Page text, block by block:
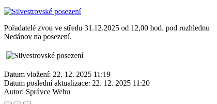
Pořadatelé zvou ve středu 31.12.2025 od 12,00 hod. pod rozhlednu
Nedánov na posezení.
Datum vložení: 22. 12. 2025 11:19
Datum poslední aktualizace: 22. 12. 2025 11:20
Autor: Správce Webu